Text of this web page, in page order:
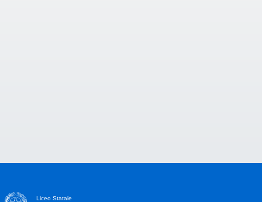
Liceo Statale